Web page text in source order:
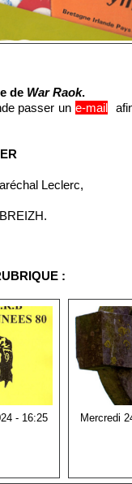
de War Raok.
passer un e-mail
Leclerc,
:
- 16:25 Mercredi